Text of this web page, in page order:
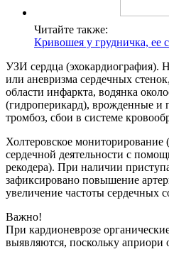
Читайте также:
Кривошея у грудничка, ее
УЗИ сердца (эхокардиография).
или аневризма сердечных
области инфаркта, водянка
(гидроперикард), врожденные и
тромбоз, сбои в системе
Холтеровское
сердечной деятельности с
рекодера). При наличии
зафиксировано повышение
увеличение частоты сердечных
Важно!
При кардионеврозе
выявляются, поскольку априори